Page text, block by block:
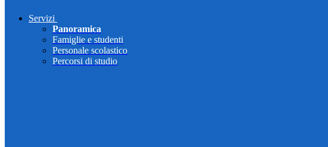
Servizi
Panoramica
Famiglie e studenti
Personale scolastico
Percorsi di studio